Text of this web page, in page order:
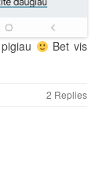
Bet vis
2 Replies